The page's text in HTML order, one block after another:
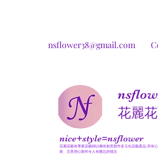
nsflower38@gmail.com
花麗
nice+style=nsflower
花麗花藝有專業花藝師以獨有創意製作多元化花藝產品,所有
業、完美用心製作令人有難忘的憶念